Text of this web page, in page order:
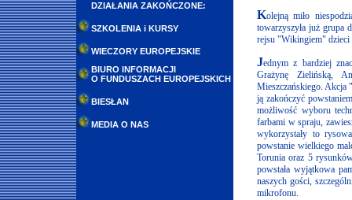
DZIAŁANIA ZAKOŃCZONE:
SZKOLENIA i KURSY
WIECZORY EUROPEJSKIE
BIURO INFORMACJI
O FUNDUSZACH EUROPEJSKICH
BIESŁAN
MEDIA O NAS
Kolejną miło
towarzyszyła już grupa
rejsu "Wikingiem" dzieci
Jednym z bardziej
Grażynę Zielińską,
Mieszczańskiego. Akcja
ją zakończyć
możliwość wyboru
farbami w spraju,
wykorzystały to
powstanie wielkiego
Torunia oraz 5
powstała wyjątkowa
naszych gości,
mikrofonu.